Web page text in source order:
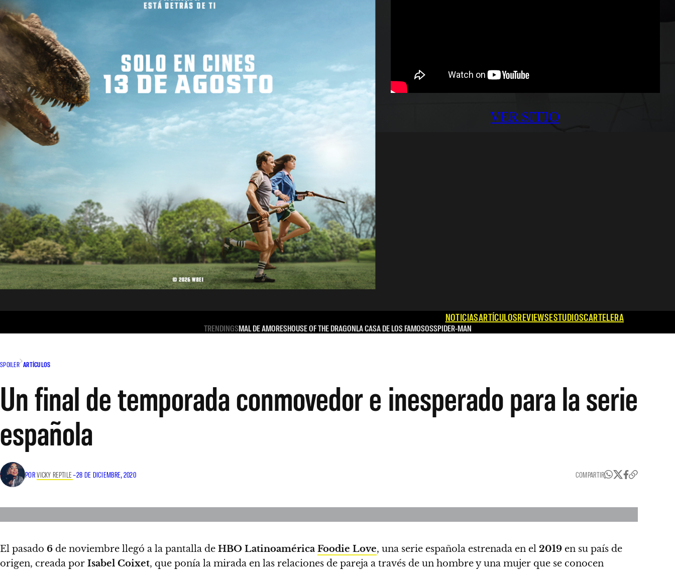
VER SITIO
NOTICIASARTÍCULOSREVIEWSESTUDIOSCARTELERA
TRENDINGSMAL DE AMORESHOUSE OF THE DRAGONLA CASA DE LOS FAMOSOSSPIDER-MAN
SPOILER ARTÍCULOS
Un final de temporada conmovedor e inesperado para la serie
española
PORVICKY REPTILE–28 DE DICIEMBRE, 2020 COMPARTIR
El pasado 6 de noviembre llegó a la pantalla de HBO Latinoamérica Foodie Love, una serie española estrenada en el 2019 en su país de
origen, creada por Isabel Coixet, que ponía la mirada en las relaciones de pareja a través de un hombre y una mujer que se conocen